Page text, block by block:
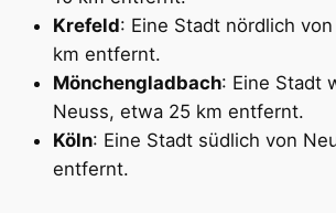
Krefeld: Eine Stadt nördlich
km entfernt.
Mönchengladbach: Eine Stadt
Neuss, etwa 25 km entfernt.
Köln: Eine Stadt südlich von
entfernt.